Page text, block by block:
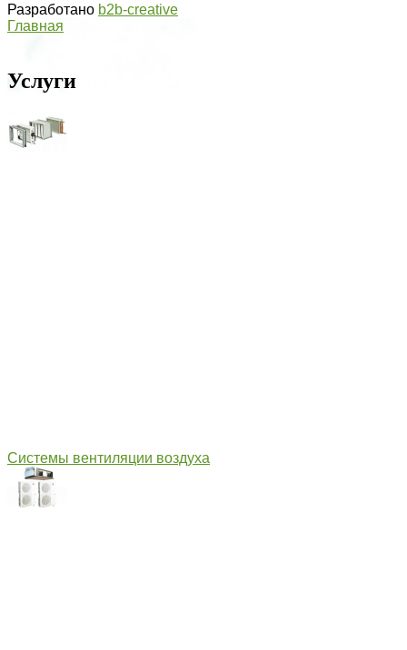
Разработано b2b-creative
Главная
Услуги
Системы вентиляции воздуха